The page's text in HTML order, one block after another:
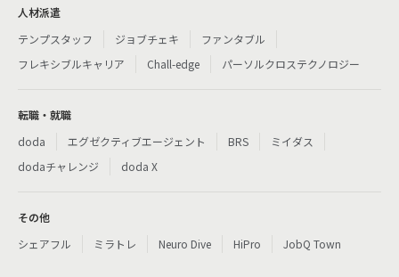
人材派遣
テンプスタッフ
ジョブチェキ
ファンタブル
フレキシブルキャリア
Chall-edge パーソルクロステクノロジー
転職・就職
doda
エグゼクティブエージェント BRS
ミイダス
dodaチャレンジ
doda X
その他
シェアフル
ミラトレ Neuro Dive HiPro JobQ Town